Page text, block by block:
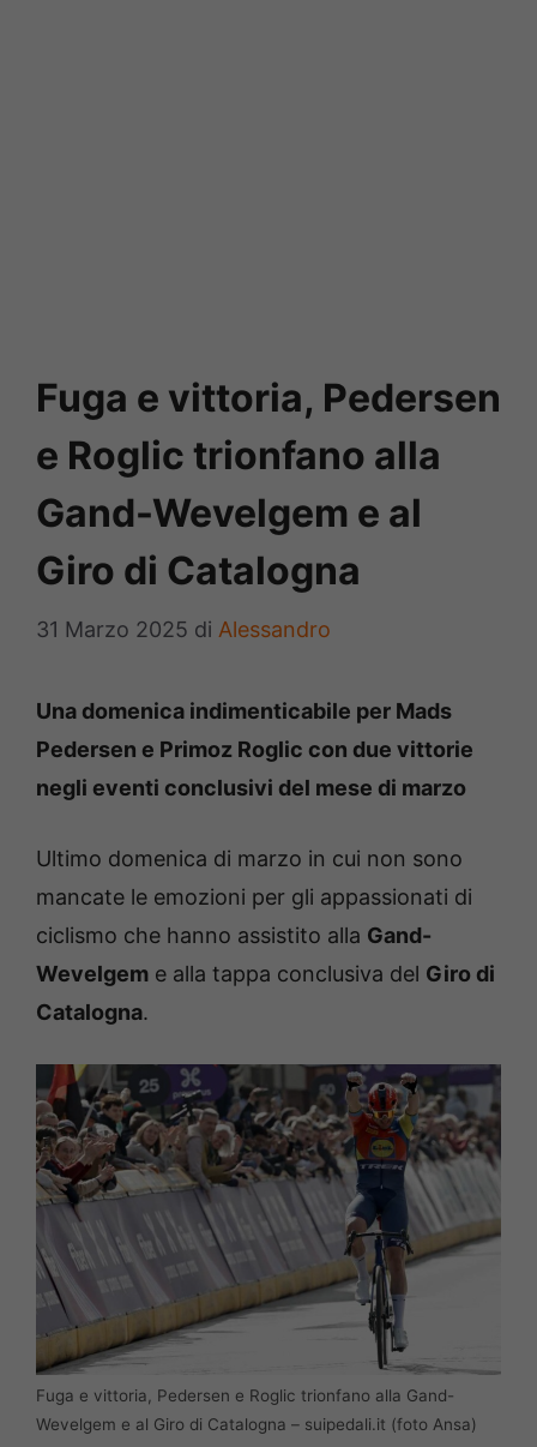
Fuga e vittoria, Pedersen
e Roglic trionfano alla
Gand-Wevelgem e al
Giro di Catalogna
31 Marzo 2025 di Alessandro
Una domenica indimenticabile per Mads
Pedersen e Primoz Roglic con due vittorie
negli eventi conclusivi del mese di marzo
Ultimo domenica di marzo in cui non sono
mancate le emozioni per gli appassionati di
ciclismo che hanno assistito alla Gand-
Wevelgem e alla tappa conclusiva del Giro di
Catalogna.
Fuga e vittoria, Pedersen e Roglic trionfano alla Gand-
Wevelgem e al Giro di Catalogna – suipedali.it (foto Ansa)